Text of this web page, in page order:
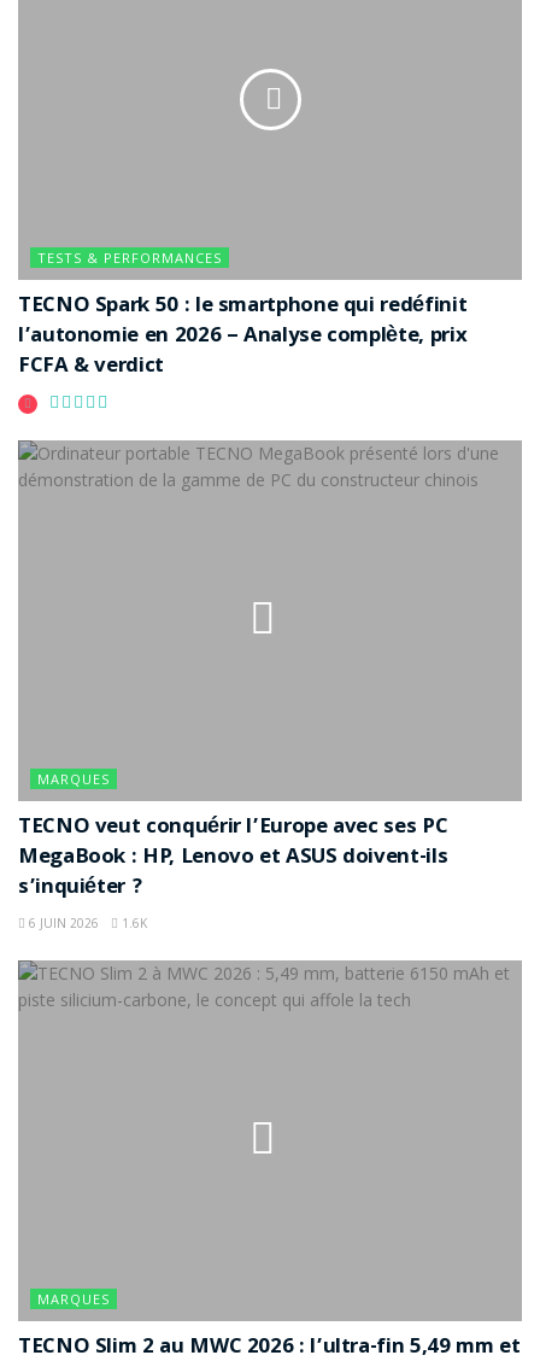
TESTS & PERFORMANCES
TECNO Spark 50 : le smartphone qui redéfinit
l’autonomie en 2026 – Analyse complète, prix
FCFA & verdict
MARQUES
TECNO veut conquérir l’Europe avec ses PC
MegaBook : HP, Lenovo et ASUS doivent-ils
s’inquiéter ?
6 JUIN 2026 1.6K
MARQUES
TECNO Slim 2 au MWC 2026 : l’ultra-fin 5,49 mm et